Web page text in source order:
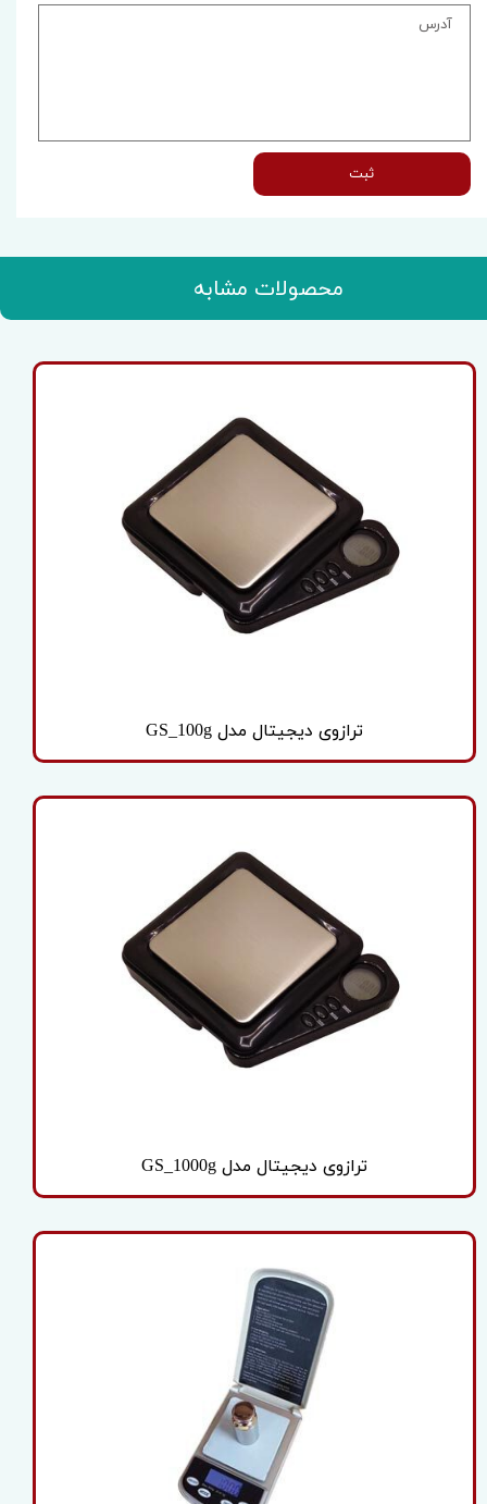
ثبت
محصولات مشابه
ترازوی دیجیتال مدل GS_100g
ترازوی دیجیتال مدل GS_1000g